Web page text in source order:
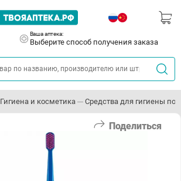
Ваша аптека:
Выберите способ получения заказа
Гигиена и косметика Средства для гигиены
Поделиться